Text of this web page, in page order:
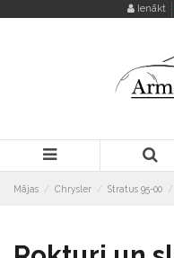
Ienākt
Mājas Chrysler Stratus 95-00